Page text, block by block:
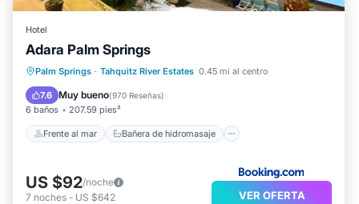
Hotel
Adara Palm Springs
Palm Springs · Tahquitz River Estates 0.45 mi al centro
7.6 Muy bueno(970 Reseñas)
6 baños 207.59 pies²
Frente al mar Bañera de hidromasaje
Frente al mar
Bañera de hidromasaje
Desayuno
Aparcamiento
US $92/noche
7 noches - US $642 VER OFERTA